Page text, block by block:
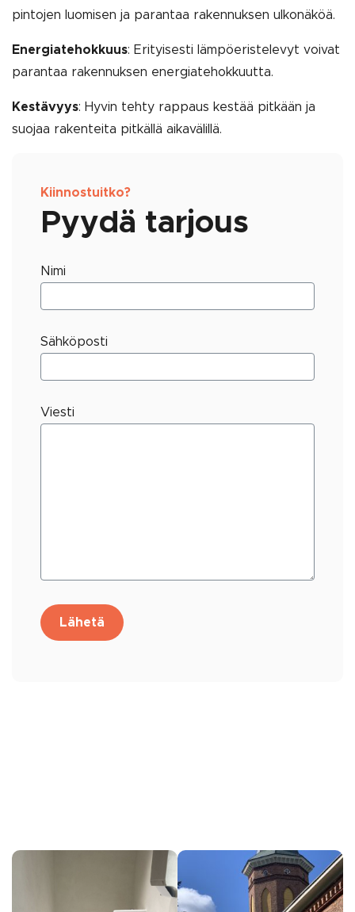
pintojen luomisen ja parantaa rakennuksen ulkonäköä.
Energiatehokkuus: Erityisesti lämpöeristelevyt voivat
parantaa rakennuksen energiatehokkuutta.
Kestävyys: Hyvin tehty rappaus kestää pitkään ja
suojaa rakenteita pitkällä aikavälillä.
Kiinnostuitko?
Pyydä tarjous
Nimi
Sähköposti
Viesti